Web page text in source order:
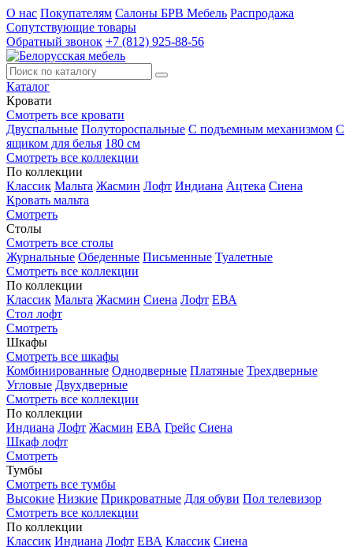
О нас Покупателям Салоны БРВ Мебель Распродажа
Сопутствующие товары
Обратный звонок +7 (812) 925-88-56
Каталог
Кровати
Смотреть все кровати
Двуспальные Полутороспальные С подъемным механизмом С
ящиком для белья 180 см
Смотреть все коллекции
По коллекции
Классик Мальта Жасмин Лофт Индиана Ацтека Сиена
Кровать мальта
Смотреть
Столы
Смотреть все столы
Журнальные Обеденные Письменные Туалетные
Смотреть все коллекции
По коллекции
Классик Мальта Жасмин Сиена Лофт ЕВА
Стол лофт
Смотреть
Шкафы
Смотреть все шкафы
Комбинированные Однодверные Платяные Трехдверные
Угловые Двухдверные
Смотреть все коллекции
По коллекции
Индиана Лофт Жасмин ЕВА Грейс Сиена
Шкаф лофт
Смотреть
Тумбы
Смотреть все тумбы
Высокие Низкие Прикроватные Для обуви Пол телевизор
Смотреть все коллекции
По коллекции
Классик Индиана Лофт ЕВА Классик Сиена